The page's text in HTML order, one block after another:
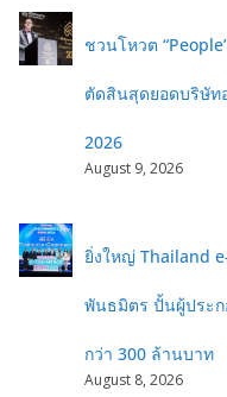
ชวนโหวต
ตัดสินสุดยอดบริษัท
2026
August 9, 2026
ยิ่งใหญ่ Thailand
พันธมิตร ปั้นผู้ประก
กว่า 300 ล้านบาท
August 8, 2026